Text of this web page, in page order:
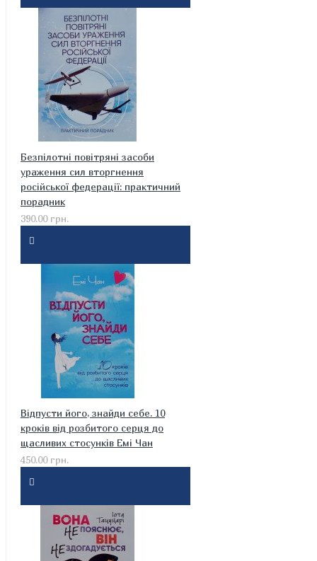
Безпілотні повітряні засоби
ураження сил вторгнення
російської федерації: практичний
порадник
390.00 грн.
Відпусти його, знайди себе. 10
кроків від розбитого серця до
щасливих стосунків Емі Чан
450.00 грн.